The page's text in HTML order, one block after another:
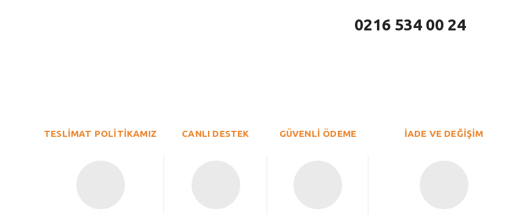
0216 534 00 24
Ürün açıklamasında eksik bilgiler bulunuyor.
TESLİMAT POLİTİKAMIZ CANLI DESTEK GÜVENLİ ÖDEME İADE VE DEĞİŞİM